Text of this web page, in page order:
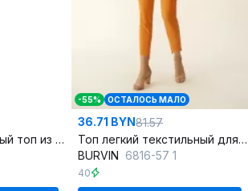
Летний укороченный топ из геометрической вискозы
-55% ОСТАЛОСЬ МАЛО
36.71 BYN81.57
Топ легкий текстильный для летних образов
BURVIN 6816-57 1
40